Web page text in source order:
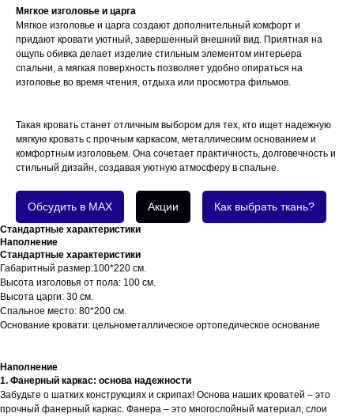
Мягкое изголовье и царга
Мягкое изголовье и царга создают дополнительный комфорт и
придают кровати уютный, завершенный внешний вид. Приятная на
ощупь обивка делает изделие стильным элементом интерьера
спальни, а мягкая поверхность позволяет удобно опираться на
изголовье во время чтения, отдыха или просмотра фильмов.
Такая кровать станет отличным выбором для тех, кто ищет надежную
мягкую кровать с прочным каркасом, металлическим основанием и
комфортным изголовьем. Она сочетает практичность, долговечность и
стильный дизайн, создавая уютную атмосферу в спальне.
Обсудить в MAX Акции Как выбрать ткань?
Стандартные характеристики
Наполнение
Стандартные характеристики
Габаритный размер:100*220 см.
Высота изголовья от пола: 100 см.
Высота царги: 30 см.
Спальное место: 80*200 см.
Основание кровати: цельнометаллическое ортопедическое основание
Наполнение
1. Фанерный каркас: основа надежности
Забудьте о шатких конструкциях и скрипах! Основа наших кроватей – это
прочный фанерный каркас. Фанера – это многослойный материал, слои